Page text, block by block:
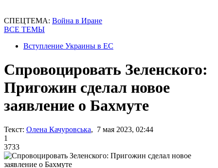
СПЕЦТЕМА: Война в Иране
ВСЕ ТЕМЫ
Вступление Украины в ЕС
Спровоцировать Зеленского:
Пригожин сделал новое
заявление о Бахмуте
Текст: Олена Качуровська, 7 мая 2023, 02:44
1
3733